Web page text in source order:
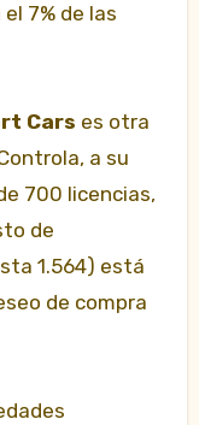
7% de las
Cars es otra
a su
700 licencias,
de
1.564) está
de compra